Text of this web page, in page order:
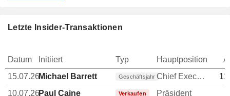
Letzte Insider-Transaktionen
Datum Initiiert Typ Hauptposition
15.07.26Michael Barrett Geschäftsjahr Chief Executive Officer (CEO)
10.07.26Paul Caine Verkaufen Präsident